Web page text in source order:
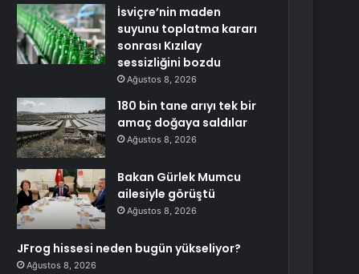
İsviçre’nin maden
suyunu toplatma kararı
sonrası Kızılay
sessizliğini bozdu
Ağustos 8, 2026
180 bin tane arıyı tek bir
amaç doğaya saldılar
Ağustos 8, 2026
Bakan Gürlek Mumcu
ailesiyle görüştü
Ağustos 8, 2026
JFrog hissesi neden bugün yükseliyor?
Ağustos 8, 2026